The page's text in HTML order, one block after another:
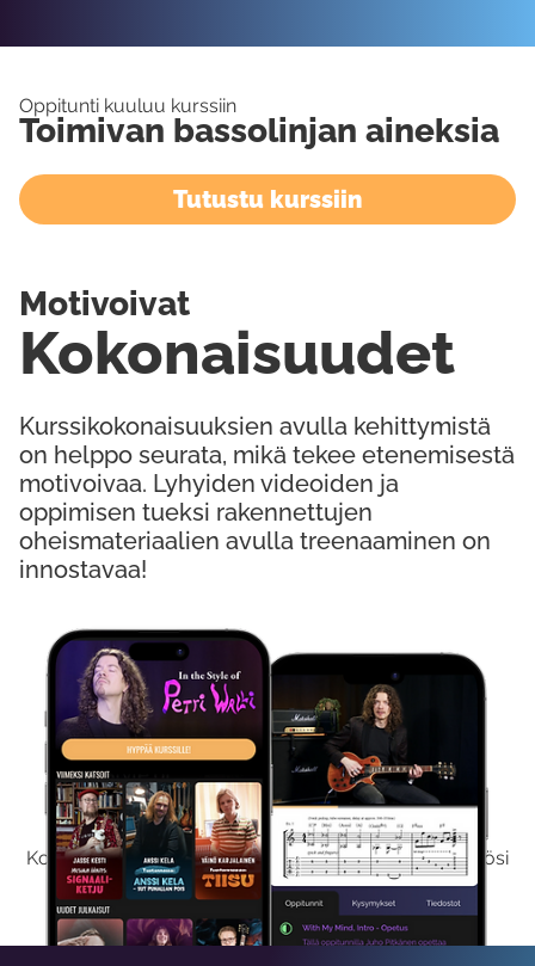
Kokeile Ilmaiseksi
Kokeilemalla ilmaiseksi saat koko sisältömme käyttöösi
viikon ajaksi.
Oppitunti kuuluu kurssiin
Toimivan bassolinjan aineksia
Tutustu kurssiin
Kurssikokonaisuuksien avulla kehittymistä
on helppo seurata, mikä tekee etenemisestä
motivoivaa. Lyhyiden videoiden ja
oppimisen tueksi rakennettujen
oheismateriaalien avulla treenaaminen on
innostavaa!
Kokonaisuudet
Motivoivat